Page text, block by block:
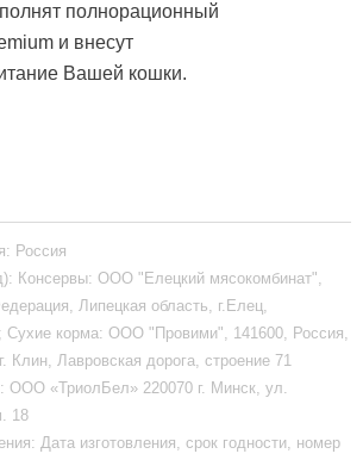
полнорационный
и внесут
Вашей кошки.
Россия
Консервы: ООО "Елецкий мясокомбинат",
Липецкая область, г.Елец,
корма: ООО "Провими", 141600, Россия,
Клин, Лавровская дорога, строение 71
ООО «ТриолБел» 220070 г. Минск, ул.
18
Дата изготовления, срок годности, номер